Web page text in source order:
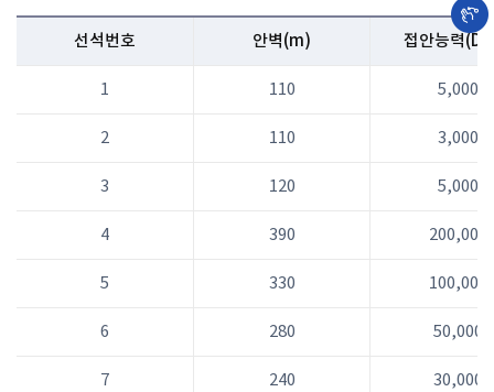
선석번호 안벽(m) 접안능력
1 110 5,000
2 110 3,000
3 120 5,000
4 390 200,000
5 330 100,000
6 280 50,000
7 240 30,000